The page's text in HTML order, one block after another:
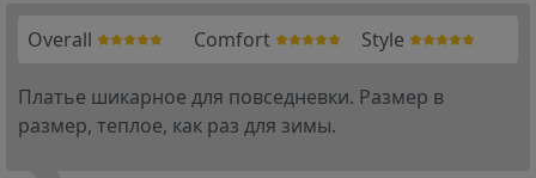
Overall Comfort Style
Платье шикарное для повседневки. Размер в
размер, теплое, как раз для зимы.